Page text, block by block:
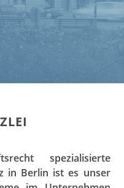
spezialisierte
in Berlin ist es unser